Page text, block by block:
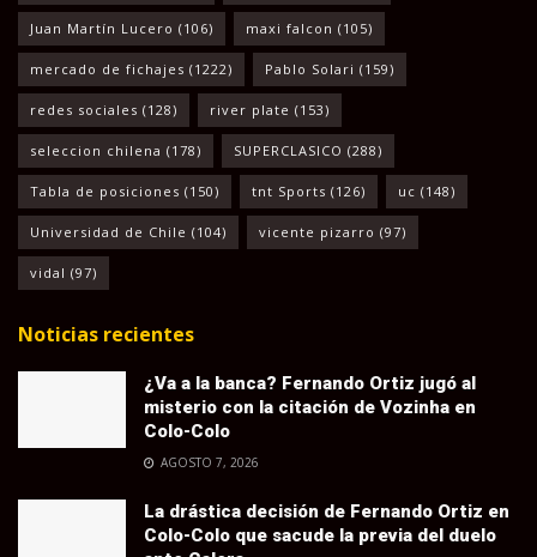
Juan Martín Lucero (106) maxi falcon (105)
mercado de fichajes (1222) Pablo Solari (159)
redes sociales (128) river plate (153)
seleccion chilena (178) SUPERCLASICO (288)
Tabla de posiciones (150) tnt Sports (126) uc (148)
Universidad de Chile (104) vicente pizarro (97)
vidal (97)
Noticias recientes
¿Va a la banca? Fernando Ortiz jugó al
misterio con la citación de Vozinha en
Colo-Colo
AGOSTO 7, 2026
La drástica decisión de Fernando Ortiz en
Colo-Colo que sacude la previa del duelo